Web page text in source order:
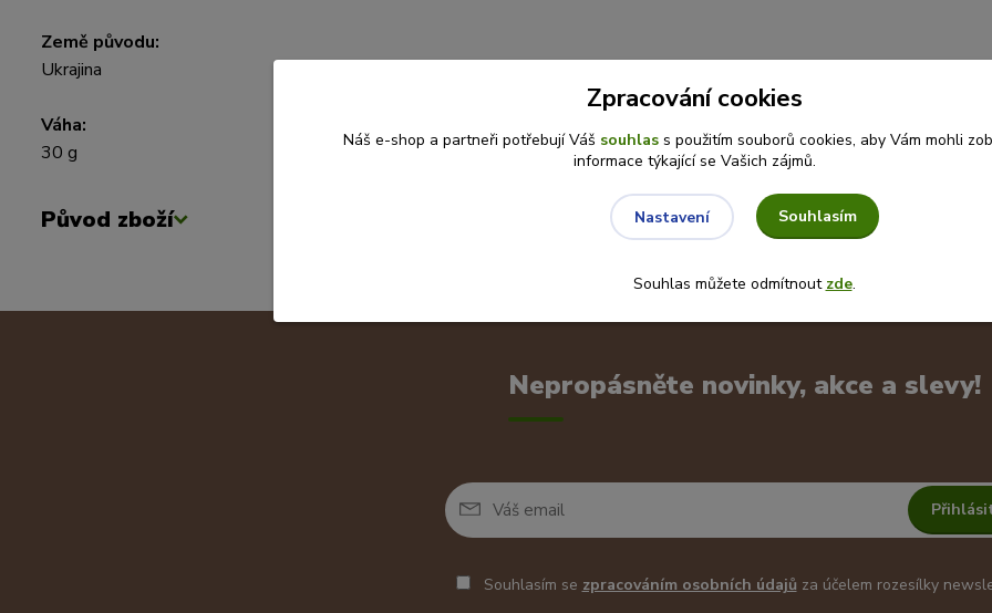
Země původu:
Ukrajina
Váha:
30 g
Původ zboží
Nepropásněte novinky, akce a slevy!
Souhlasím se zpracováním osobních údajů za účelem rozesílky
Zpracování cookies
Náš e-shop a partneři potřebují Váš souhlass použitím souborů cookies, aby Vám mohli
informace týkající se Vašich zájmů.
Nastavení Souhlasím
Souhlas můžete odmítnout zde.